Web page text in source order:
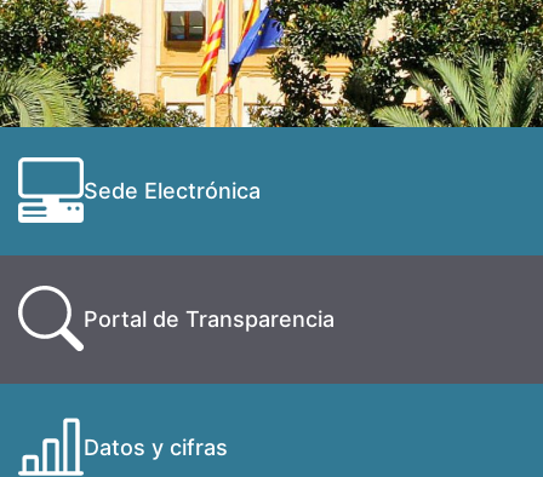
Sede Electrónica
Portal de Transparencia
Datos y cifras